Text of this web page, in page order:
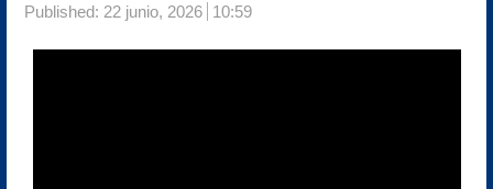
Published: 22 junio, 2026 10:59